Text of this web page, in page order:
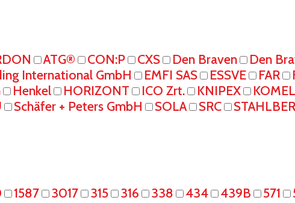
ATG® CON:P CXS Den Braven Den
International GmbH EMFI SAS ESSVE FAR
Henkel HORIZONT ICO Zrt. KNIPEX
Schäfer + Peters GmbH SOLA SRC
1587 3017 315 316 338 434 439B 571